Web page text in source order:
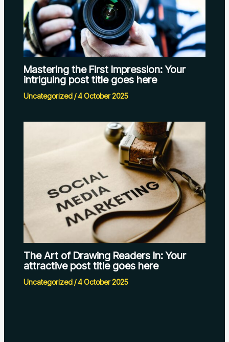
Mastering the First Impression: Your
intriguing post title goes here
Uncategorized/4 October 2025
The Art of Drawing Readers In: Your
attractive post title goes here
Uncategorized/4 October 2025